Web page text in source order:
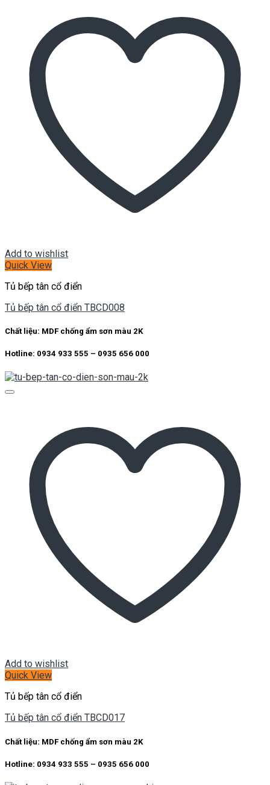
Add to wishlist
Quick View
Tủ bếp tân cổ điển
Tủ bếp tân cổ điển TBCD008
Chất liệu: MDF chống ẩm sơn màu 2K
Hotline: 0934 933 555 – 0935 656 000
Add to wishlist
Quick View
Tủ bếp tân cổ điển
Tủ bếp tân cổ điển TBCD017
Chất liệu: MDF chống ẩm sơn màu 2K
Hotline: 0934 933 555 – 0935 656 000